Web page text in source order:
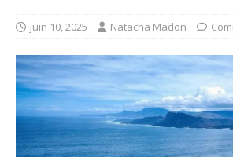
juin 10, 2025 Natacha Madon